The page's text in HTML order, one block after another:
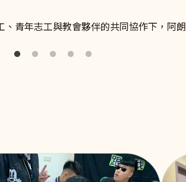
青年志工與教會夥伴的共同協作下，阿
更多關於良好雇主和移工溝通、勞雇關